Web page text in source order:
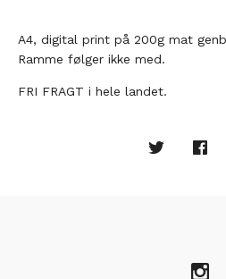
A4, digital print på 200g mat
Ramme følger ikke med.
FRI FRAGT i hele landet.